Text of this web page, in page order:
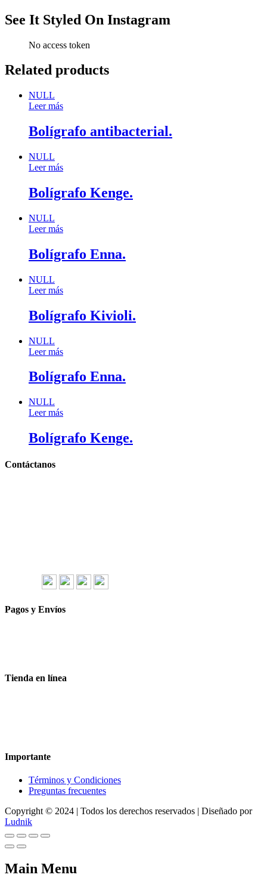
See It Styled On Instagram
No access token
Related products
NULL
Leer más
Bolígrafo antibacterial.
NULL
Leer más
Bolígrafo Kenge.
NULL
Leer más
Bolígrafo Enna.
NULL
Leer más
Bolígrafo Kivioli.
NULL
Leer más
Bolígrafo Enna.
NULL
Leer más
Bolígrafo Kenge.
Contáctanos
Pagos y Envíos
Tienda en línea
Importante
Términos y Condiciones
Preguntas frecuentes
Copyright © 2024 | Todos los derechos reservados | Diseñado por
Ludnik
Main Menu